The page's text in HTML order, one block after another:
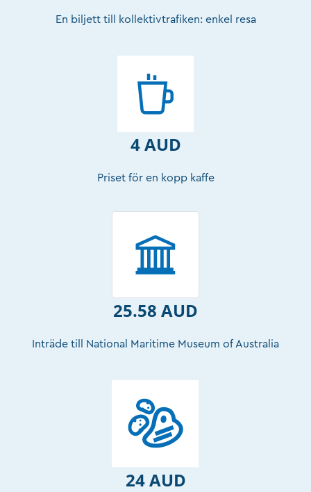
En biljett till kollektivtrafiken: enkel resa
4 AUD
Priset för en kopp kaffe
25.58 AUD
Inträde till National Maritime Museum of Australia
24 AUD